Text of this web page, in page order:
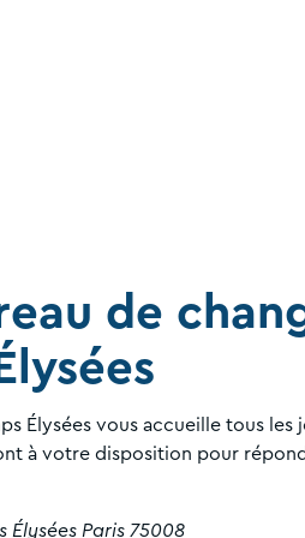
de
Élysées vous accueille tous les
à votre disposition pour
Élysées Paris 75008